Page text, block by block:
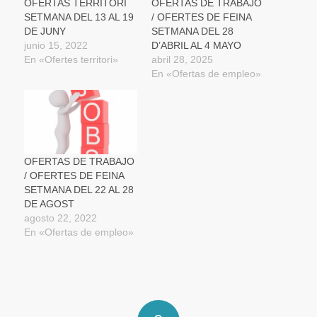
ventana
nueva)
OFERTAS TERRITORI
SETMANA DEL 13 AL 19
DE JUNY
junio 15, 2022
En «Ofertes territori»
OFERTAS DE TRABAJO
/ OFERTES DE FEINA
SETMANA DEL 28
D’ABRIL AL 4 MAYO
abril 28, 2025
En «Ofertas de empleo»
OFERTAS DE TRABAJO
/ OFERTES DE FEINA
SETMANA DEL 22 AL 28
DE AGOST
agosto 22, 2022
En «Ofertas de empleo»